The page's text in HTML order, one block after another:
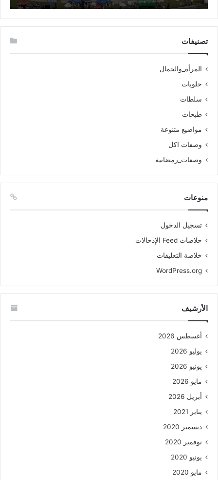
تصنيفات
المرأة_والجمال
حلويات
سلطات
طبخات
مواضيع متنوعة
وصفات اكل
وصفات_رمضانية
منوعات
تسجيل الدخول
خلاصات Feed الإدخالات
خلاصة التعليقات
WordPress.org
الأرشيف
أغسطس 2026
يوليو 2026
يونيو 2026
مايو 2026
أبريل 2026
يناير 2021
ديسمبر 2020
نوفمبر 2020
يونيو 2020
مايو 2020